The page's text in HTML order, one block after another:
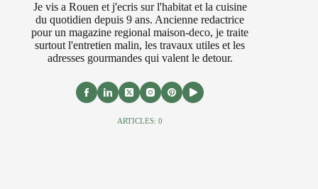
Je vis a Rouen et j'ecris sur l'habitat et la cuisine
du quotidien depuis 9 ans. Ancienne redactrice
pour un magazine regional maison-deco, je traite
surtout l'entretien malin, les travaux utiles et les
adresses gourmandes qui valent le detour.
ARTICLES: 0